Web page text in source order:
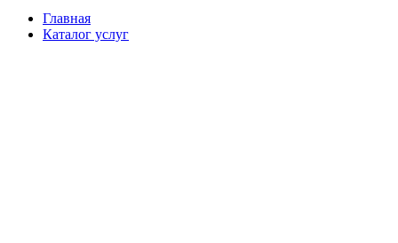
Главная
Каталог услуг